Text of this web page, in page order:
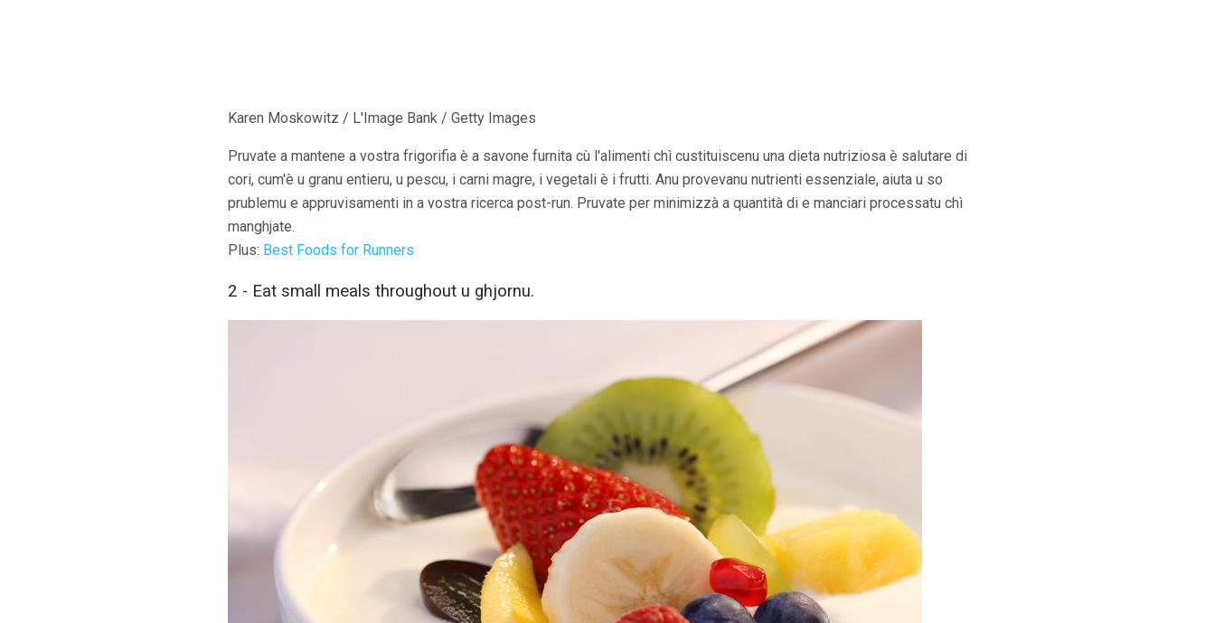
Karen Moskowitz / L'Image Bank / Getty Images
Pruvate a mantene a vostra frigorifia è a savone furnita cù l'alimenti chì custituiscenu una dieta nutriziosa è salutare di
cori, cum'è u granu entieru, u pescu, i carni magre, i vegetali è i frutti. Anu provevanu nutrienti essenziale, aiuta u so
prublemu e appruvisamenti in a vostra ricerca post-run. Pruvate per minimizzà a quantità di e manciari processatu chì
manghjate.
Plus: Best Foods for Runners
2 - Eat small meals throughout u ghjornu.